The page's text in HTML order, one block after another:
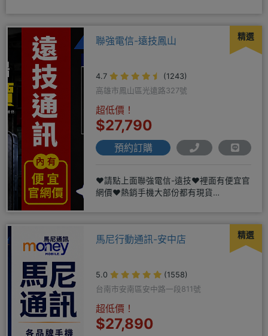
精選
聯強電信-遠技鳳山
4.7
(1243)
高雄市鳳山區光遠路327號
超低價！
$27,790
預約訂購
❤️請點上面聯強電信-遠技❤️裡面有便宜官
網價❤️熱銷手機大部份都有現貨
精選
馬尼行動通訊-安中店
5.0
(1558)
台南市安南區安中路一段811號
超低價！
$27,890